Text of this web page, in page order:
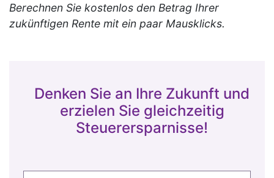
Berechnen Sie kostenlos den Betrag Ihrer
zukünftigen Rente mit ein paar Mausklicks.
Denken Sie an Ihre Zukunft und
erzielen Sie gleichzeitig
Steuerersparnisse!